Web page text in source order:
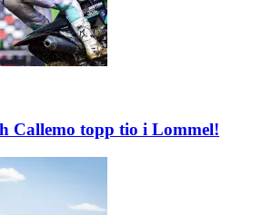
Callemo topp tio i Lommel!